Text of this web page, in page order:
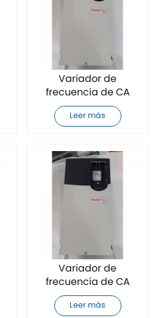
Variador de
frecuencia de CA
Allen-Bradley
20F11FC8P7JA0NNNNN
Leer más
Variador de
frecuencia de CA
Allen-Bradley
20F11FD065AA0NNNNN
Leer más